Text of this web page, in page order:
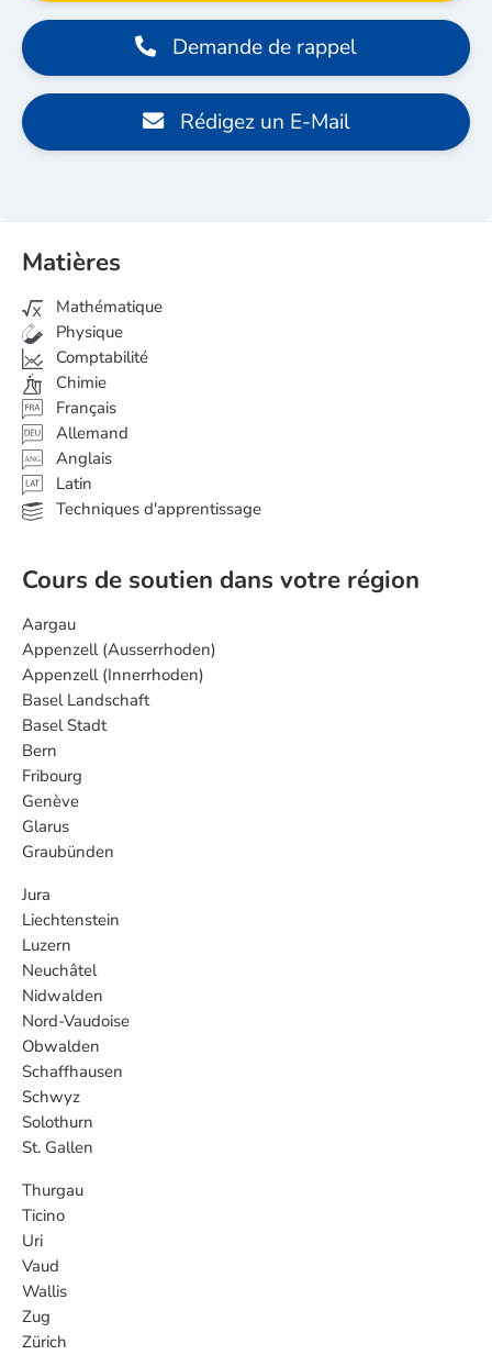
Demande de rappel
Rédigez un E-Mail
Matières
Mathématique
Physique
Comptabilité
Chimie
Français
Allemand
ANG
Anglais
Latin
Techniques d'apprentissage
Cours de soutien dans votre région
Aargau
Appenzell (Ausserrhoden)
Appenzell (Innerrhoden)
Basel Landschaft
Basel Stadt
Bern
Fribourg
Genève
Glarus
Graubünden
Jura
Liechtenstein
Luzern
Neuchâtel
Nidwalden
Nord-Vaudoise
Obwalden
Schaffhausen
Schwyz
Solothurn
St. Gallen
Thurgau
Ticino
Uri
Vaud
Wallis
Zug
Zürich